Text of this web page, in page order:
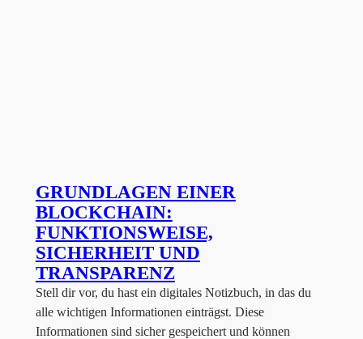
GRUNDLAGEN EINER
BLOCKCHAIN:
FUNKTIONSWEISE,
SICHERHEIT UND
TRANSPARENZ
Stell dir vor, du hast ein digitales Notizbuch, in das du
alle wichtigen Informationen einträgst. Diese
Informationen sind sicher gespeichert und können